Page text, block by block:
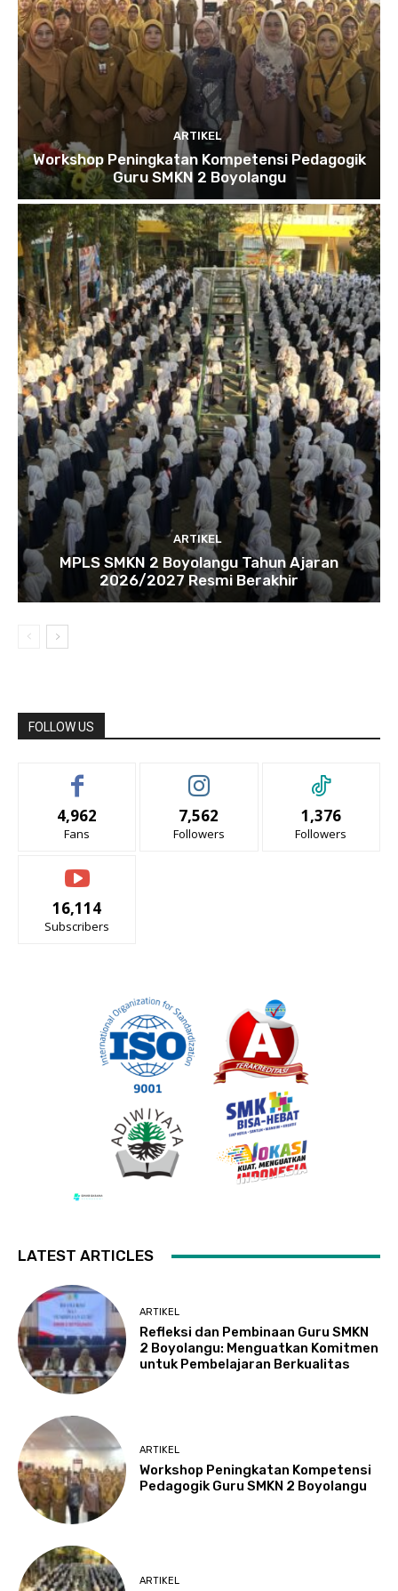
ARTIKEL
Workshop Peningkatan Kompetensi Pedagogik
Guru SMKN 2 Boyolangu
ARTIKEL
MPLS SMKN 2 Boyolangu Tahun Ajaran
2026/2027 Resmi Berakhir
FOLLOW US
4,962
Fans
7,562
Followers
1,376
Followers
16,114
Subscribers
LATEST ARTICLES
ARTIKEL
Refleksi dan Pembinaan Guru SMKN
2 Boyolangu: Menguatkan Komitmen
untuk Pembelajaran Berkualitas
ARTIKEL
Workshop Peningkatan Kompetensi
Pedagogik Guru SMKN 2 Boyolangu
ARTIKEL